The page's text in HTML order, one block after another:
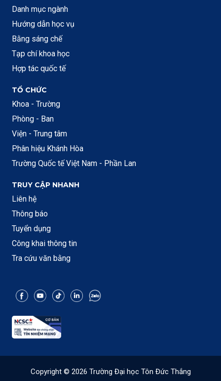
Danh mục ngành
Hướng dẫn học vụ
Bằng sáng chế
Tạp chí khoa học
Hợp tác quốc tế
TỔ CHỨC
Khoa - Trường
Phòng - Ban
Viện - Trung tâm
Phân hiệu Khánh Hòa
Trường Quốc tế Việt Nam - Phần Lan
TRUY CẬP NHANH
Liên hệ
Thông báo
Tuyển dụng
Công khai thông tin
Tra cứu văn bằng
Copyright © 2026 Trường Đại học Tôn Đức Thắng